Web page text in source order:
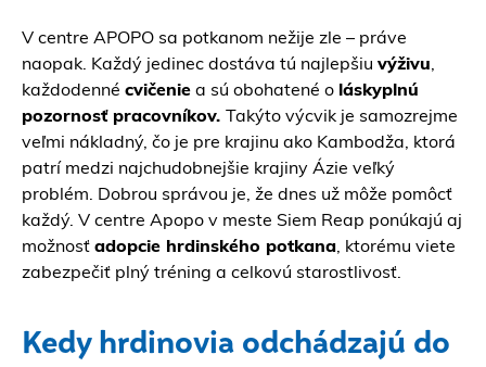
V centre APOPO sa potkanom nežije zle – práve
naopak. Každý jedinec dostáva tú najlepšiu výživu,
každodenné cvičenie a sú obohatené o láskyplnú
pozornosť pracovníkov. Takýto výcvik je samozrejme
veľmi nákladný, čo je pre krajinu ako Kambodža, ktorá
patrí medzi najchudobnejšie krajiny Ázie veľký
problém. Dobrou správou je, že dnes už môže pomôcť
každý. V centre Apopo v meste Siem Reap ponúkajú aj
možnosť adopcie hrdinského potkana, ktorému viete
zabezpečiť plný tréning a celkovú starostlivosť.
Kedy hrdinovia odchádzajú do